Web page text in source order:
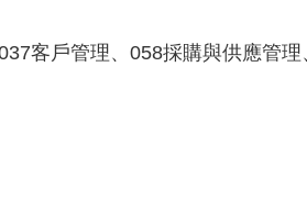
客戶管理、058採購與供應管